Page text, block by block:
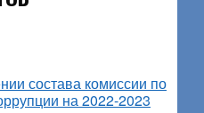
состава комиссии по
на 2022-2023